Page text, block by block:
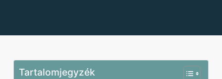
Tartalomjegyzék